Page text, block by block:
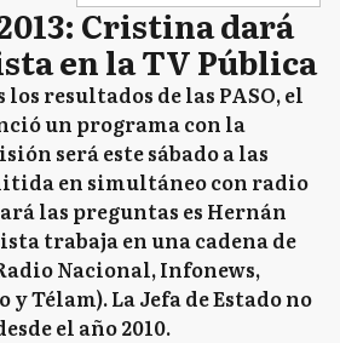
Cristina dará
en la TV Pública
resultados de las PASO, el
un programa con la
será este sábado a las
en simultáneo con radio
las preguntas es Hernán
trabaja en una cadena de
Nacional, Infonews,
Télam). La Jefa de Estado no
el año 2010.